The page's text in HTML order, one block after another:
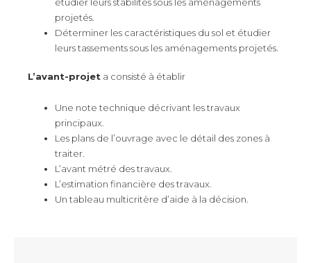
projetés.
Déterminer les caractéristiques du sol et étudier
leurs tassements sous les aménagements projetés.
L’avant-projet a consisté à établir
Une note technique décrivant les travaux
principaux.
Les plans de l’ouvrage avec le détail des zones à
traiter.
L’avant métré des travaux.
L’estimation financière des travaux.
Un tableau multicritère d’aide à la décision.